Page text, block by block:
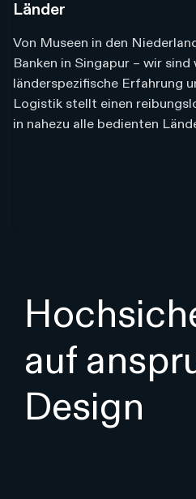
Länder
Von Museen in den
Banken in Singapur – wir
länderspezifische Erfahrung
Logistik stellt einen
in nahezu alle bedienten
auf
Design